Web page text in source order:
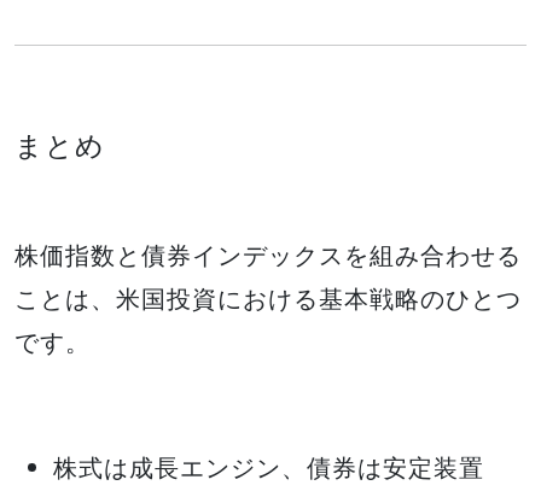
まとめ
株価指数と債券インデックスを組み合わせる
ことは、米国投資における基本戦略のひとつ
です。
株式は成長エンジン、債券は安定装置